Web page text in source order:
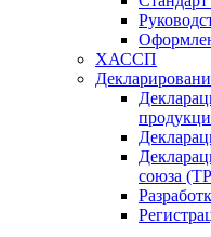
ХАССП
союза